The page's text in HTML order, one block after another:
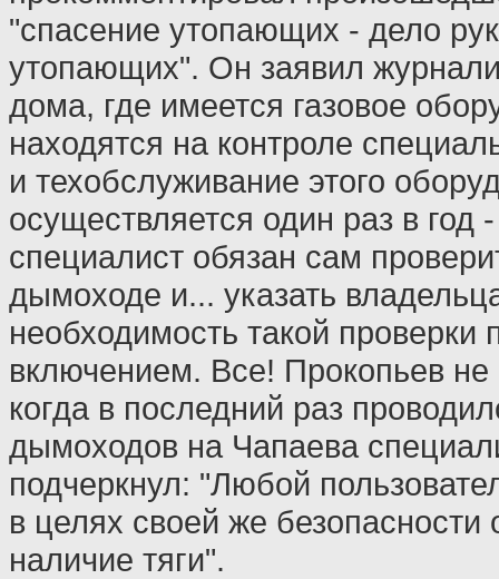
"спасение утопающих - дело
утопающих". Он заявил
дома, где имеется газовое
находятся на контроле
и техобслуживание этого
осуществляется один раз в год
специалист обязан сам
дымоходе и... указать
необходимость такой
включением. Все! Прокопьев не
когда в последний раз
дымоходов на Чапаева
подчеркнул: "Любой
в целях своей же безопасности
наличие тяги".